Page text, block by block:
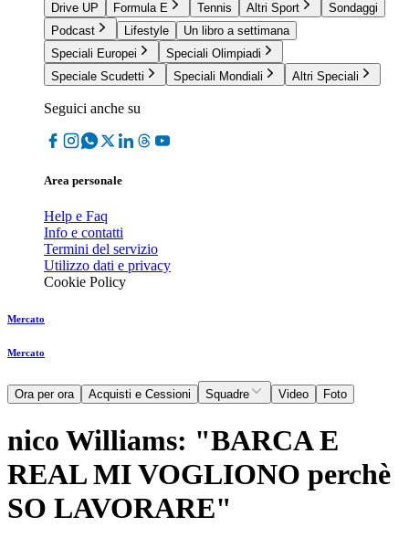
Drive UP
Formula E Tennis Altri Sport
Sondaggi
Podcast
Lifestyle
Un libro a settimana
Speciali Europei
Speciali Olimpiadi
Speciale Scudetti
Speciali Mondiali Altri Speciali
Seguici anche su
Area personale
Help e Faq
Info e contatti
Termini del servizio
Utilizzo dati e privacy
Cookie Policy
Mercato
Mercato
Ora per ora Acquisti e Cessioni Squadre Video Foto
nico Williams: "BARCA E
REAL MI VOGLIONO perchè
SO LAVORARE"